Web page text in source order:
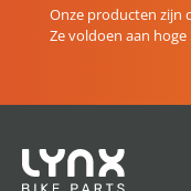
Onze producten zijn
Ze voldoen aan